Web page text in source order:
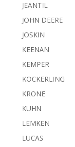
JEANTIL
JOHN DEERE
JOSKIN
KEENAN
KEMPER
KOCKERLING
KRONE
KUHN
LEMKEN
LUCAS